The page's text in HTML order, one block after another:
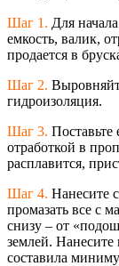
Шаг 1. Для
емкость, валик,
продается в
Шаг 2.
гидроизоляция.
Шаг 3. Поставьте
отработкой в
расплавится,
Шаг 4. Нанесите
промазать все с
снизу – от
землей. Нанесите
составила